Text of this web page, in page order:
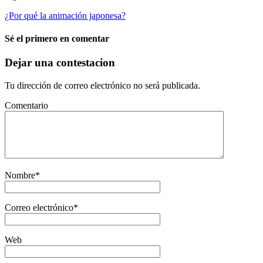
¿Por qué la animación japonesa?
Sé el primero en comentar
Dejar una contestacion
Tu dirección de correo electrónico no será publicada.
Comentario
Nombre*
Correo electrónico*
Web